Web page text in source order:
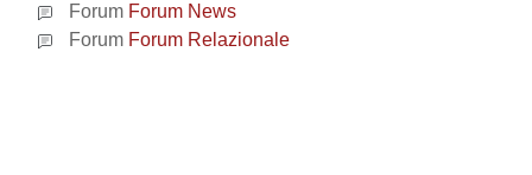
Forum Forum News
Forum Forum Relazionale